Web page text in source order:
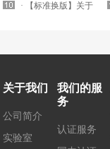
锂电池安全标准IE...
· 【标准换版】关于
关于我们
公司简介
实验室
我们的服
务
认证服务